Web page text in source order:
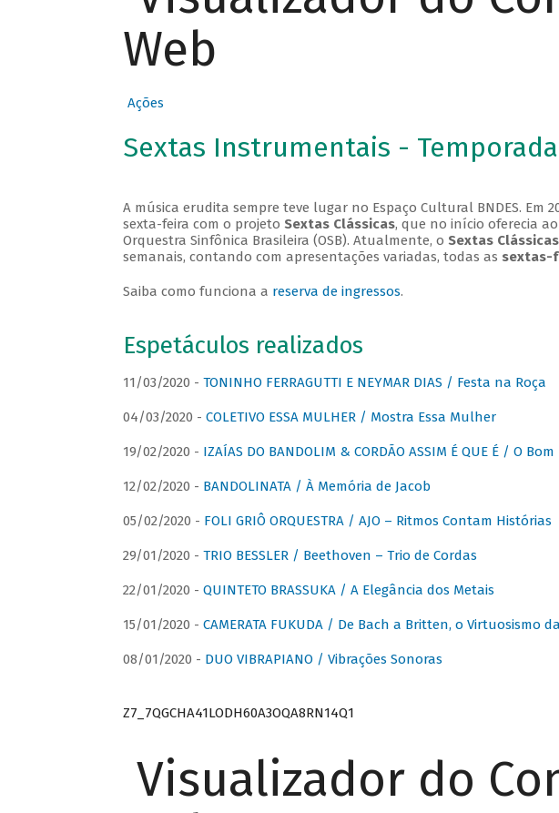
Web
Ações
Sextas Instrumentais -
A música erudita sempre teve lugar no Espaço Cultural BNDES. Em
sexta-feira com o projeto Sextas Clássicas, que no início oferecia
Orquestra Sinfônica Brasileira (OSB). Atualmente, o Sextas Clássicas
semanais, contando com apresentações variadas, todas as sextas-
Saiba como funciona a reserva de ingressos.
Espetáculos realizados
11/03/2020 - TONINHO FERRAGUTTI E NEYMAR DIAS / Festa na Roça
04/03/2020 - COLETIVO ESSA MULHER / Mostra Essa Mulher
19/02/2020 - IZAÍAS DO BANDOLIM & CORDÃO ASSIM É QUE É / O
12/02/2020 - BANDOLINATA / À Memória de Jacob
05/02/2020 - FOLI GRIÔ ORQUESTRA / AJO – Ritmos Contam Histórias
29/01/2020 - TRIO BESSLER / Beethoven – Trio de Cordas
22/01/2020 - QUINTETO BRASSUKA / A Elegância dos Metais
15/01/2020 - CAMERATA FUKUDA / De Bach a Britten, o Virtuosismo
08/01/2020 - DUO VIBRAPIANO / Vibrações Sonoras
Z7_7QGCHA41LODH60A3OQA8RN14Q1
Visualizador do